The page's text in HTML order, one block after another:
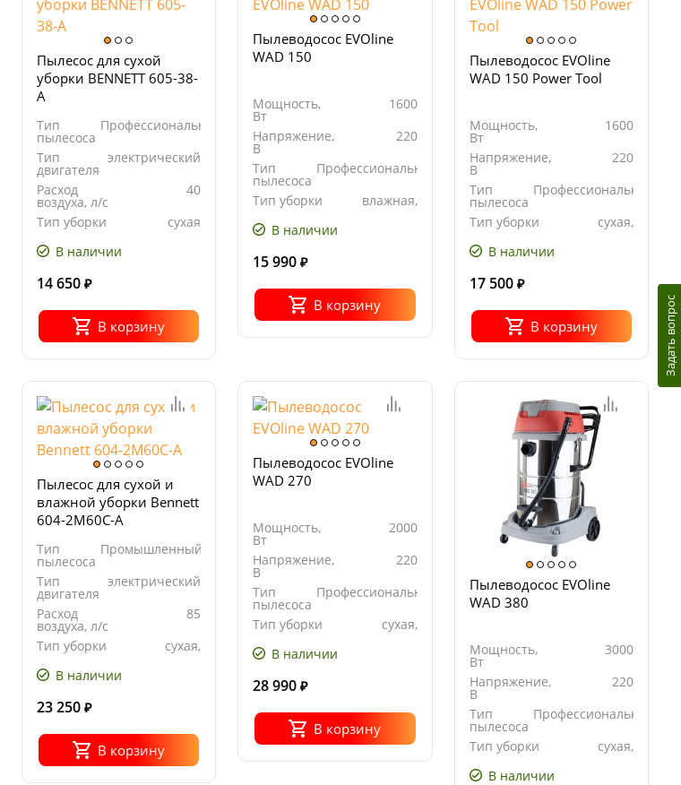
Пылесос для сухой
уборки BENNETT 605-38-
A
Тип
пылесоса
Профессиональный
Тип
двигателя
электрический
Расход
воздуха, л/с
40
Тип уборки
сухая
В наличии
14 650 ₽
В корзину
Пылеводосос EVOline
WAD 150
Мощность,
Вт
1600
Напряжение,
В
220
Тип
пылесоса
Профессиональный
Тип уборки
влажная,
В наличии
15 990 ₽
В корзину
Пылеводосос EVOline
WAD 150 Power Tool
Мощность,
Вт
1600
Напряжение,
В
220
Тип
пылесоса
Профессиональный
Тип уборки
сухая,
влажная
В наличии
17 500 ₽
В корзину
Пылесос для сухой и
влажной уборки Bennett
604-2M60C-A
Тип
пылесоса
Промышленный
Тип
двигателя
электрический
Расход
воздуха, л/с
85
Тип уборки
сухая,
влажная
В наличии
23 250 ₽
В корзину
Пылеводосос EVOline
WAD 270
Мощность,
Вт
2000
Напряжение,
В
220
Тип
пылесоса
Профессиональный
Тип уборки
сухая,
влажная
В наличии
28 990 ₽
В корзину
Пылеводосос EVOline
WAD 380
Мощность,
Вт
3000
Напряжение,
В
220
Тип
пылесоса
Профессиональный
Тип уборки
сухая,
влажная
В наличии
Задать вопрос